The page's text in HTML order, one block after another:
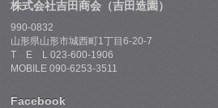
株式会社吉田商会（吉田造園）
990-0832
山形県山形市城西町1丁目6-20-7
T E L 023-600-1906
MOBILE 090-6253-3511
Facebook